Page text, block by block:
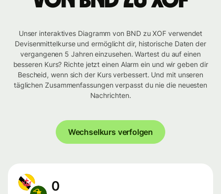
Unser interaktives Diagramm von BND zu XOF verwendet
Devisenmittelkurse und ermöglicht dir, historische Daten der
vergangenen 5 Jahren einzusehen. Wartest du auf einen
besseren Kurs? Richte jetzt einen Alarm ein und wir geben dir
Bescheid, wenn sich der Kurs verbessert. Und mit unseren
täglichen Zusammenfassungen verpasst du nie die neuesten
Nachrichten.
Wechselkurs verfolgen
0